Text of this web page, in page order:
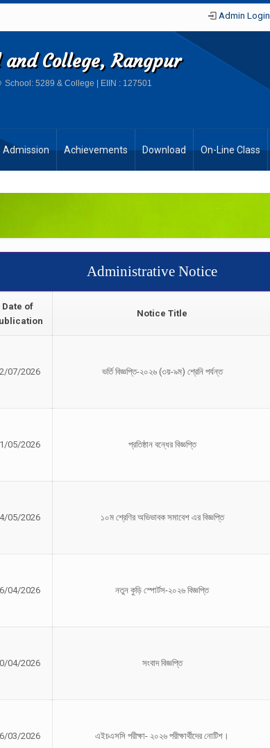
College, Rangpur
School: 5289 & College | EIIN : 127501
Admin Login
Admission Achievements Download On-Line Class
Administrative Notice
Date of
Notice Title
07/2026 ভর্তি বিজ্ঞপ্তি-২০২৬ (৩য়-৯ম) শ্রেনি পর্যন্ত
05/2026 প্রতিষ্ঠান বন্ধের বিজ্ঞপ্তি
05/2026 ১০ম শ্রেণির অভিভাবক সমাবেশ এর বিজ্ঞপ্তি
04/2026 নতুন কুড়ি স্পোর্টস-২০২৬ বিজ্ঞপ্তি
04/2026 সংবাদ বিজ্ঞপ্তি
03/2026 এইচএসসি পরীক্ষা- ২০২৬ পরীক্ষার্থীদের নোটিশ।